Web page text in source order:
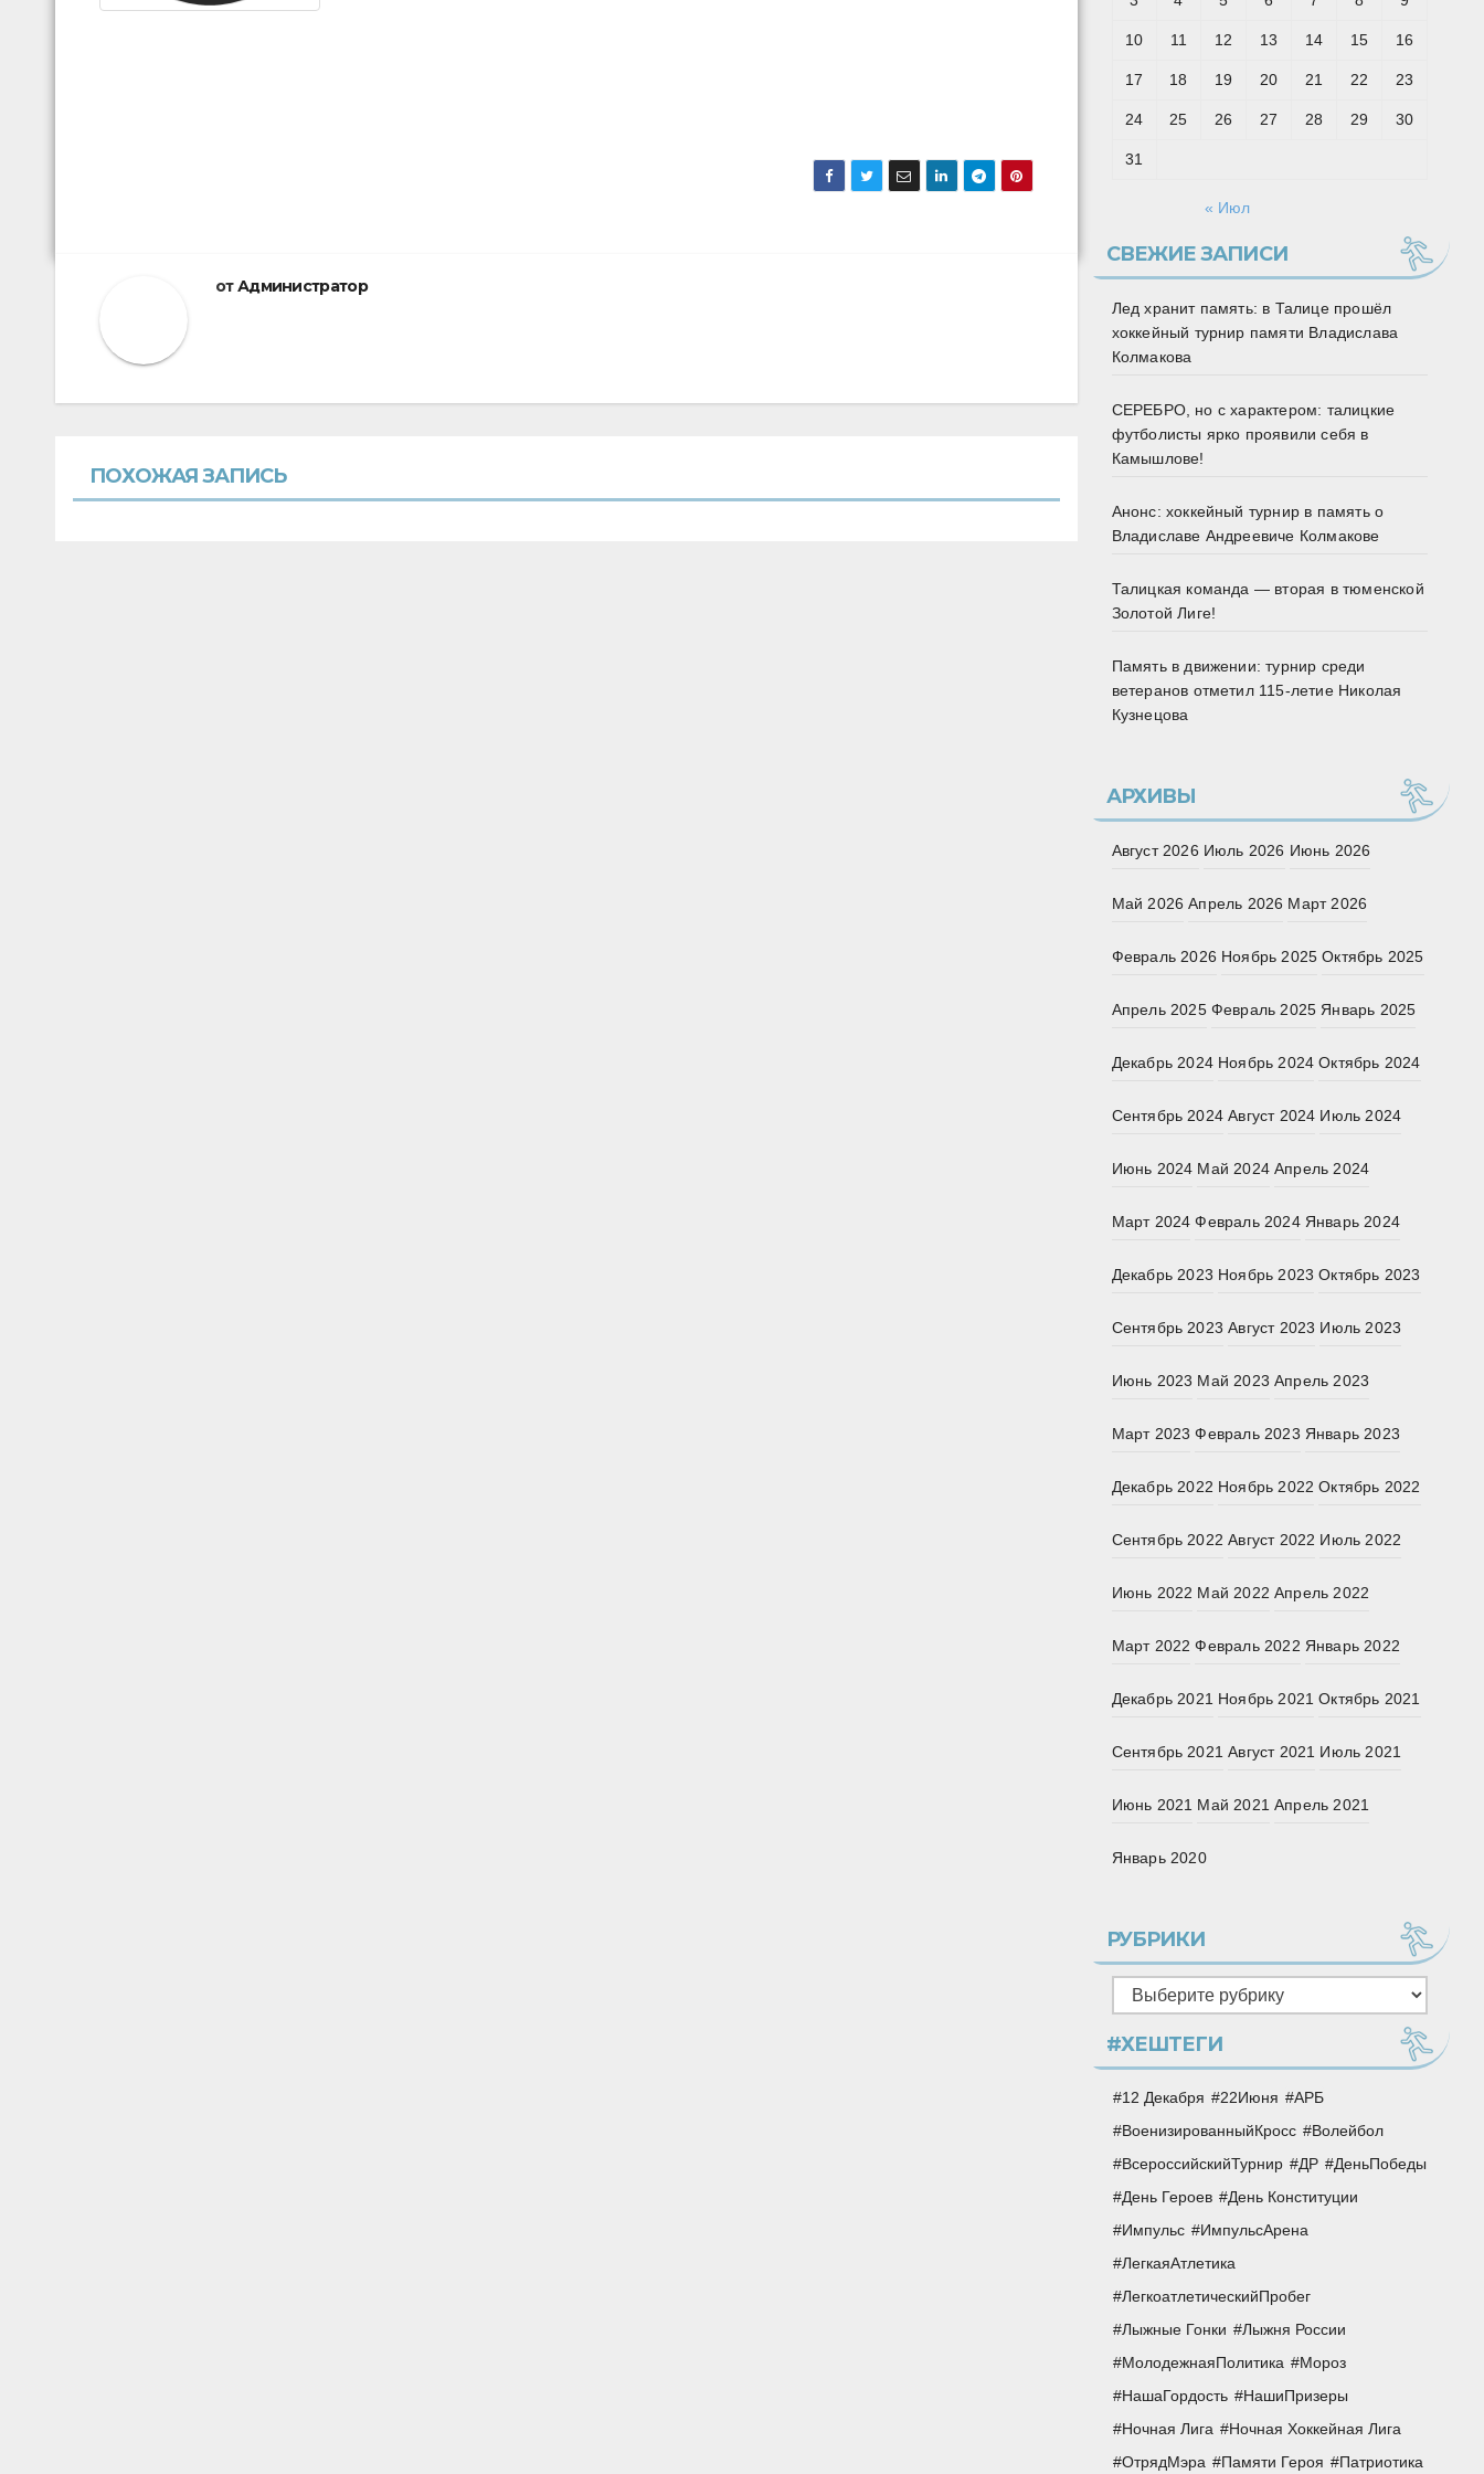
отАдминистратор
ПОХОЖАЯ ЗАПИСЬ
10 11 12 13 14 15 16
17 18 19 20 21 22 23
24 25 26 27 28 29 30
31
« Июл
СВЕЖИЕ ЗАПИСИ
Лед хранит память: в Талице прошёл
хоккейный турнир памяти Владислава
Колмакова
СЕРЕБРО, но с характером: талицкие
футболисты ярко проявили себя в
Камышлове!
Анонс: хоккейный турнир в память о
Владиславе Андреевиче Колмакове
Талицкая команда — вторая в тюменской
Золотой Лиге!
Память в движении: турнир среди
ветеранов отметил 115‑летие Николая
Кузнецова
АРХИВЫ
Август 2026 Июль 2026 Июнь 2026
Май 2026 Апрель 2026 Март 2026
Февраль 2026 Ноябрь 2025 Октябрь 2025
Апрель 2025 Февраль 2025 Январь 2025
Декабрь 2024 Ноябрь 2024 Октябрь 2024
Сентябрь 2024 Август 2024 Июль 2024
Июнь 2024 Май 2024 Апрель 2024
Март 2024 Февраль 2024 Январь 2024
Декабрь 2023 Ноябрь 2023 Октябрь 2023
Сентябрь 2023 Август 2023 Июль 2023
Июнь 2023 Май 2023 Апрель 2023
Март 2023 Февраль 2023 Январь 2023
Декабрь 2022 Ноябрь 2022 Октябрь 2022
Сентябрь 2022 Август 2022 Июль 2022
Июнь 2022 Май 2022 Апрель 2022
Март 2022 Февраль 2022 Январь 2022
Декабрь 2021 Ноябрь 2021 Октябрь 2021
Сентябрь 2021 Август 2021 Июль 2021
Июнь 2021 Май 2021 Апрель 2021
Январь 2020
РУБРИКИ
Рубрики
#ХЕШТЕГИ
12 Декабря 22Июня
АРБ
ВоенизированныйКросс
Волейбол
ВсероссийскийТурнир
ДР
ДеньПобеды
День Героев
День Конституции
Импульс
ИмпульсАрена
ЛегкаяАтлетика
ЛегкоатлетическийПробег
Лыжные Гонки
Лыжня России
МолодежнаяПолитика
Мороз
НашаГордость
НашиПризеры
Ночная Лига
Ночная Хоккейная Лига
ОтрядМэра
Памяти Героя
Патриотика